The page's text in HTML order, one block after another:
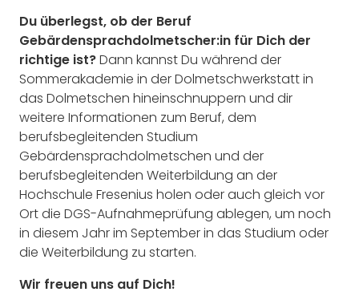
Du überlegst, ob der Beruf
Gebärdensprachdolmetscher:in für Dich der
richtige ist?Dann kannst Du während der
Sommerakademie in der Dolmetschwerkstatt in
das Dolmetschen hineinschnuppern und dir
weitere Informationen zum Beruf, dem
berufsbegleitenden Studium
Gebärdensprachdolmetschen und der
berufsbegleitenden Weiterbildung an der
Hochschule Fresenius holen oder auch gleich vor
Ort die DGS-Aufnahmeprüfung ablegen, um noch
in diesem Jahr im September in das Studium oder
die Weiterbildung zu starten.
Wir freuen uns auf Dich!